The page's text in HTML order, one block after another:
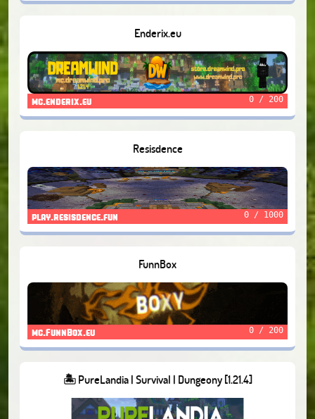
Enderix.eu
mc.enderix.eu 0 / 200
Resisdence
play.resisdence.fun 0 / 1000
FunnBox
mc.FunnBox.eu 0 / 200
🏝️ PureLandia | Survival | Dungeony [1.21.4]